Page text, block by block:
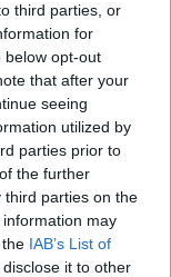
third parties, or
for
below opt-out
that after your
seeing
utilized by
parties prior to
the further
third parties on the
information may
IAB’s List of
it to other